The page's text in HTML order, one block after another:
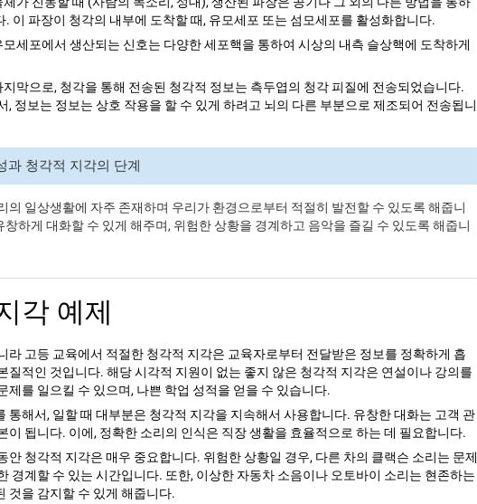
. 이 파장이 청각의 내부에 도착할 때, 유모세포 또는 섬모세포를 활성화합니다.
모세포에서 생산되는 신호는 다양한 세포핵을 통하여 시상의 내측 슬상핵에 도착하게
지막으로, 청각을 통해 전송된 청각적 정보는 측두엽의 청각 피질에 전송되었습니다.
, 정보는 정보는 상호 작용을 할 수 있게 하려고 뇌의 다른 부분으로 제조되어 전송됩니
과 청각적 지각의 단계
의 일상생활에 자주 존재하며 우리가 환경으로부터 적절히 발전할 수 있도록 해줍니
창하게 대화할 수 있게 해주며, 위험한 상황을 경계하고 음악을 즐길 수 있도록 해줍니
각 예제
라 고등 교육에서 적절한 청각적 지각은 교육자로부터 전달받은 정보를 정확하게 흡
질적인 것입니다. 해당 시각적 지원이 없는 좋지 않은 청각적 지각은 연설이나 강의를
제를 일으킬 수 있으며, 나쁜 학업 성적을 얻을 수 있습니다.
통해서, 일할 때 대부분은 청각적 지각을 지속해서 사용합니다. 유창한 대화는 고객 관
이 됩니다. 이에, 정확한 소리의 인식은 직장 생활을 효율적으로 하는 데 필요합니다.
안 청각적 지각은 매우 중요합니다. 위험한 상황일 경우, 다른 차의 클랙슨 소리는 문제
경계할 수 있는 시간입니다. 또한, 이상한 자동차 소음이나 오토바이 소리는 현존하는
것을 감지할 수 있게 해줍니다.